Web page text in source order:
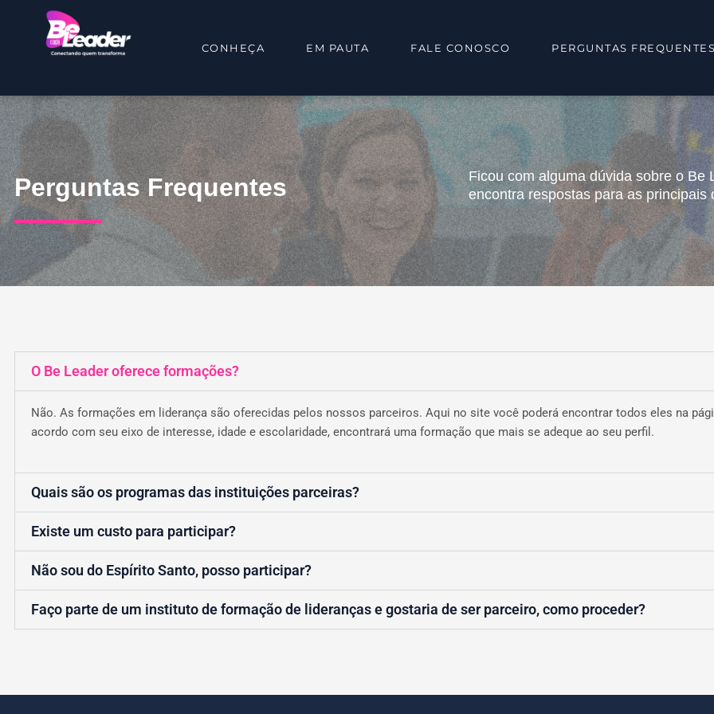
CONHEÇA EM PAUTA FALE CONOSCO PERGUNTAS FREQUENTES
Perguntas Frequentes
Ficou com alguma dúvida sobre o Be
encontra respostas para as principais
O Be Leader oferece formações?
Não. As formações em liderança são oferecidas pelos nossos parceiros. Aqui no site você poderá encontrar todos eles na
acordo com seu eixo de interesse, idade e escolaridade, encontrará uma formação que mais se adeque ao seu perfil.
Quais são os programas das instituições parceiras?
Existe um custo para participar?
Não sou do Espírito Santo, posso participar?
Faço parte de um instituto de formação de lideranças e gostaria de ser parceiro, como proceder?